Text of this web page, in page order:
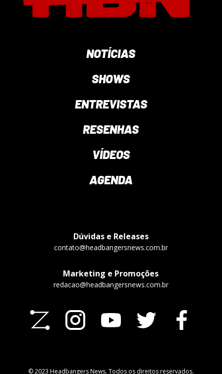
NOTÍCIAS
SHOWS
ENTREVISTAS
RESENHAS
VÍDEOS
AGENDA
Dúvidas e Releases
contato@headbangersnews.com.br
Marketing e Promoções
redacao@headbangersnews.com.br
© 2023 Headbangers News. Todos os direitos reservados.